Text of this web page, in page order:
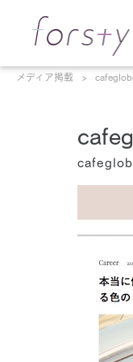
メディア掲載